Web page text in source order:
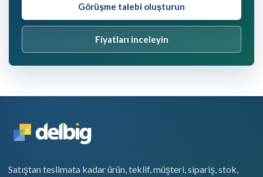
Görüşme talebi oluşturun
Fiyatları inceleyin
Satıştan teslimata kadar ürün, teklif, müşteri, sipariş, stok,